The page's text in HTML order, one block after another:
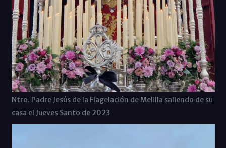
Ntro. Padre Jesús de la Flagelación de Melilla saliendo de su
casa el Jueves Santo de 2023